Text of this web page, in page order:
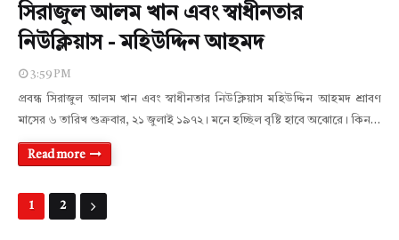
সিরাজুল আলম খান এবং স্বাধীনতার
নিউক্লিয়াস - মহিউদ্দিন আহমদ
3:59 PM
প্রবন্ধ সিরাজুল আলম খান এবং স্বাধীনতার নিউক্লিয়াস মহিউদ্দিন আহমদ শ্রাবণ
মাসের ৬ তারিখ শুক্রবার, ২১ জুলাই ১৯৭২। মনে হচ্ছিল বৃষ্টি হাবে অঝােরে। কিন…
Read more
1 2